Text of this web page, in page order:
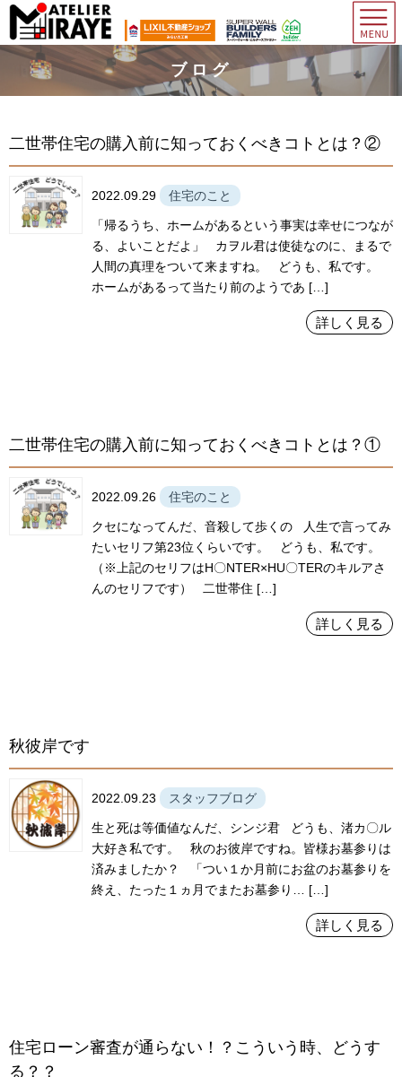
ブログ
二世帯住宅の購入前に知っておくべきコトとは？②
2022.09.29 住宅のこと
「帰るうち、ホームがあるという事実は幸せにつなが
る、よいことだよ」 カヲル君は使徒なのに、まるで
人間の真理をついて来ますね。 どうも、私です。
ホームがあるって当たり前のようであ […]
詳しく見る
二世帯住宅の購入前に知っておくべきコトとは？①
2022.09.26 住宅のこと
クセになってんだ、音殺して歩くの 人生で言ってみ
たいセリフ第23位くらいです。 どうも、私です。
（※上記のセリフはH〇NTER×HU〇TERのキルアさ
んのセリフです） 二世帯住 […]
詳しく見る
秋彼岸です
2022.09.23 スタッフブログ
生と死は等価値なんだ、シンジ君 どうも、渚カ〇ル
大好き私です。 秋のお彼岸ですね。皆様お墓参りは
済みましたか？ 「つい１か月前にお盆のお墓参りを
終え、たった１ヵ月でまたお墓参り… […]
詳しく見る
住宅ローン審査が通らない！？こういう時、どうす
る？？